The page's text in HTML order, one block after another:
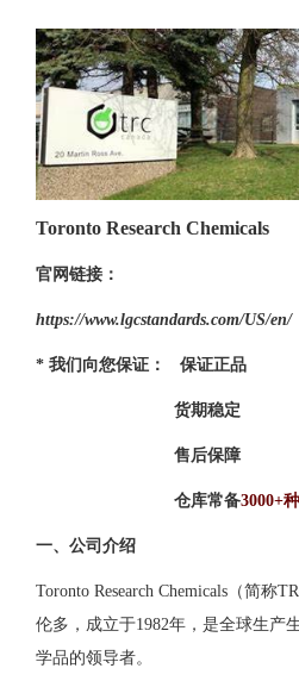
Toronto Research Chemicals
官网链接：
https://www.lgcstandards.com/US/en/
* 我们向您保证： 保证正品
货期稳定
售后保障
仓库常备3000+
一、公司介绍
Toronto Research Chemicals（简称
伦多，成立于1982年，是全球生产
学品的领导者。